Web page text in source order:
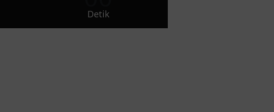
Detik